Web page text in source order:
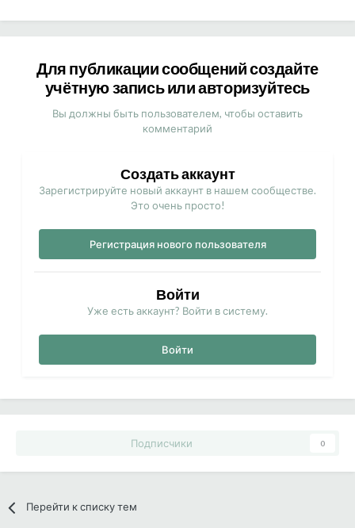
Для публикации сообщений создайте
учётную запись или авторизуйтесь
Вы должны быть пользователем, чтобы оставить
комментарий
Создать аккаунт
Зарегистрируйте новый аккаунт в нашем сообществе.
Это очень просто!
Регистрация нового пользователя
Войти
Уже есть аккаунт? Войти в систему.
Войти
Подписчики 0
Перейти к списку тем